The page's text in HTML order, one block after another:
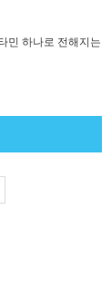
민 하나로 전해지는